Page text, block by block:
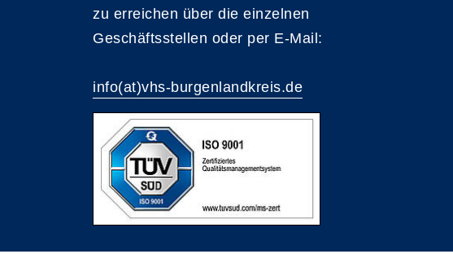
zu erreichen über die einzelnen
Geschäftsstellen oder per E-Mail:
info(at)vhs-burgenlandkreis.de